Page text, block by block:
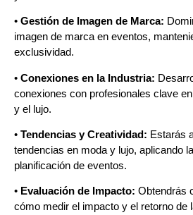
• Gestión de Imagen de Marca:
imagen de marca en eventos,
exclusividad.
• Conexiones en la Industria:
conexiones con profesionales clave
y el lujo.
• Tendencias y Creatividad: Estarás
tendencias en moda y lujo, aplicando
planificación de eventos.
• Evaluación de Impacto: Obtendrás
cómo medir el impacto y el retorno de